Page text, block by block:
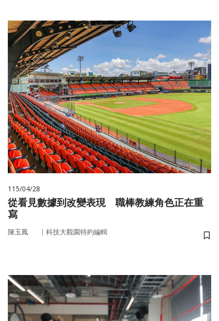
115/04/28
從看見數據到改變表現 職棒教練角色正在重
寫
陳玉鳳 ｜ 科技大觀園特約編輯
儲